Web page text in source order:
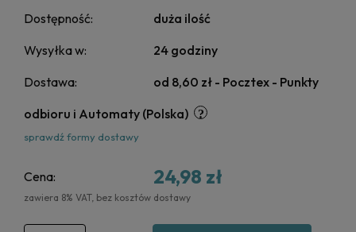
Dostępność:
duża ilość
Wysyłka w:
24 godziny
Dostawa:
od 8,60 zł - Pocztex - Punkty
odbioru i Automaty (Polska)
sprawdź formy dostawy
Cena: 24,98 zł
zawiera 8% VAT, bez kosztów dostawy